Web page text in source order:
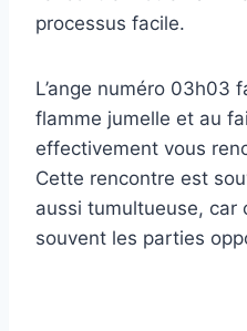
processus facile.
L’ange numéro 03h03
flamme jumelle et au
effectivement vous
Cette rencontre est
aussi tumultueuse, car
souvent les parties